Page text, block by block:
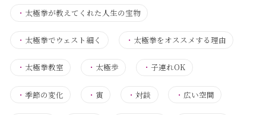
・ 太極拳が教えてくれた人生の宝物
・ 太極拳でウェスト細く ・ 太極拳をオススメする理由
・ 太極拳教室 ・ 太極歩 ・子連れOK
・ 季節の変化 ・ 寅 ・対談 ・ 広い空間